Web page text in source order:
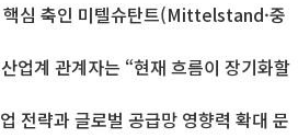
핵심 축인 미텔슈탄트(Mittelstand·중
업계 관계자는 “현재 흐름이 장기화할
전략과 글로벌 공급망 영향력 확대 문